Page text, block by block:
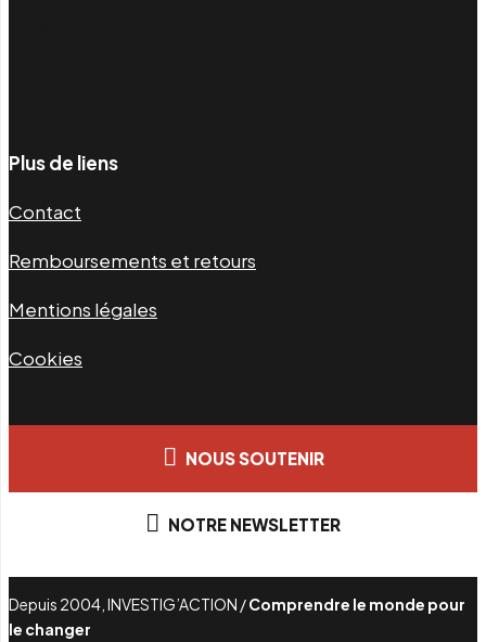
Plus de liens
Contact
Remboursements et retours
Mentions légales
Cookies
NOUS SOUTENIR
NOTRE NEWSLETTER
Depuis 2004, INVESTIG’ACTION /Comprendre le monde pour
le changer